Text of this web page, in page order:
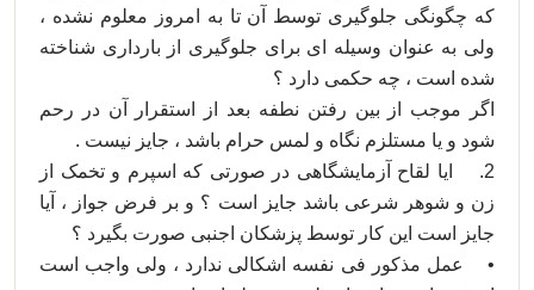
که چگونگی جلوگیری توسط آن تا به امروز معلوم نشده ،
ولی به عنوان وسیله ای برای جلوگیری از بارداری شناخته
شده است ، چه حکمی دارد ؟
اگر موجب از بین رفتن نطفه بعد از استقرار آن در رحم
شود و یا مستلزم نگاه و لمس حرام باشد ، جایز نیست .
2. ایا لقاح آزمایشگاهی در صورتی که اسپرم و تخمک از
زن و شوهر شرعی باشد جایز است ؟ و بر فرض جواز ، آیا
جایز است این کار توسط پزشکان اجنبی صورت بگیرد ؟
• عمل مذکور فی نفسه اشکالی ندارد ، ولی واجب است